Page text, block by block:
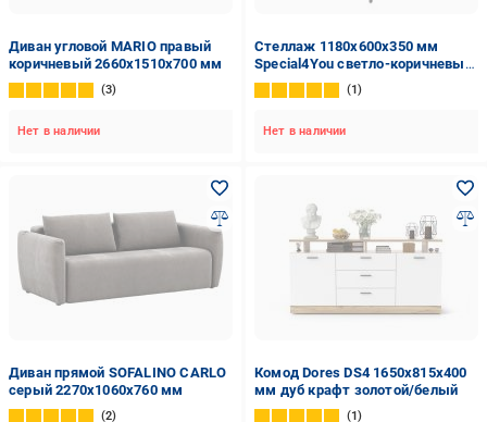
Диван угловой MARIO правый
коричневый 2660x1510x700 мм
3
Нет в наличии
Стеллаж 1180x600x350 мм
Special4You светло-коричневый
ЛДСП полки 4 шт. крашенный
1
Нет в наличии
Диван прямой SOFALINO СARLO
серый 2270x1060x760 мм
2
Комод Dores DS4 1650x815x400
мм дуб крафт золотой/белый
1